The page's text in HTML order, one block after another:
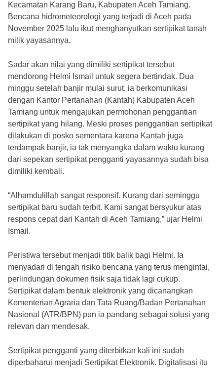
Kecamatan Karang Baru, Kabupaten Aceh Tamiang.
Bencana hidrometeorologi yang terjadi di Aceh pada
November 2025 lalu ikut menghanyutkan sertipikat tanah
milik yayasannya.
Sadar akan nilai yang dimiliki sertipikat tersebut
mendorong Helmi Ismail untuk segera bertindak. Dua
minggu setelah banjir mulai surut, ia berkomunikasi
dengan Kantor Pertanahan (Kantah) Kabupaten Aceh
Tamiang untuk mengajukan permohonan penggantian
sertipikat yang hilang. Meski proses penggantian sertipikat
dilakukan di posko sementara karena Kantah juga
terdampak banjir, ia tak menyangka dalam waktu kurang
dari sepekan sertipikat pengganti yayasannya sudah bisa
dimiliki kembali.
“Alhamdulillah sangat responsif. Kurang dari seminggu
sertipikat baru sudah terbit. Kami sangat bersyukur atas
respons cepat dari Kantah di Aceh Tamiang,” ujar Helmi
Ismail.
Peristiwa tersebut menjadi titik balik bagi Helmi. Ia
menyadari di tengah risiko bencana yang terus mengintai,
perlindungan dokumen fisik saja tidak lagi cukup.
Sertipikat dalam bentuk elektronik yang dicanangkan
Kementerian Agraria dan Tata Ruang/Badan Pertanahan
Nasional (ATR/BPN) pun ia pandang sebagai solusi yang
relevan dan mendesak.
Sertipikat pengganti yang diterbitkan kali ini sudah
diperbaharui menjadi Sertipikat Elektronik. Digitalisasi itu